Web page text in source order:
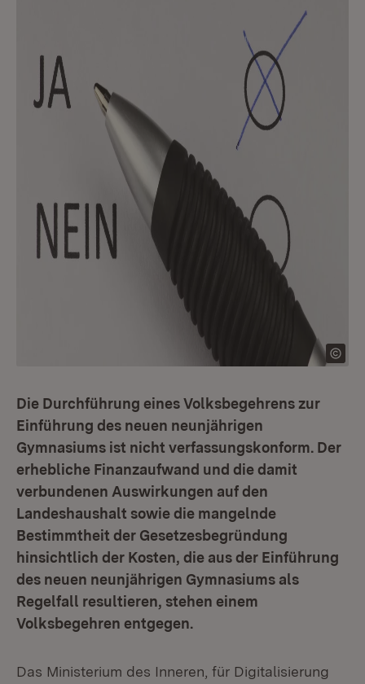
Die Durchführung eines Volksbegehrens zur
Einführung des neuen neunjährigen
Gymnasiums ist nicht verfassungskonform. Der
erhebliche Finanzaufwand und die damit
verbundenen Auswirkungen auf den
Landeshaushalt sowie die mangelnde
Bestimmtheit der Gesetzesbegründung
hinsichtlich der Kosten, die aus der Einführung
des neuen neunjährigen Gymnasiums als
Regelfall resultieren, stehen einem
Volksbegehren entgegen.
Das Ministerium des Inneren, für Digitalisierung